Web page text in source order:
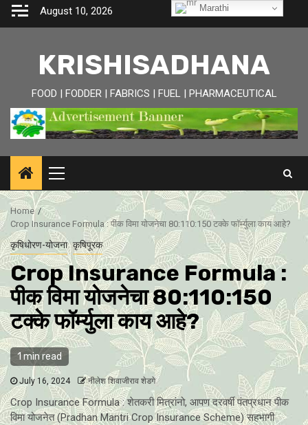
Skip
August 10, 2026
KRISHISADHANA
FOOD | FODDER | FABRICS | FUEL | PHARMACEUTICAL
Primary
Menu
Home
Crop Insurance Formula : पीक विमा याेजनेचा 80:110:150 टक्के फॉर्म्युला काय आहे?
कृषिधोरण-योजना कृषिपूरक
Crop Insurance Formula :
पीक विमा याेजनेचा 80:110:150
टक्के फॉर्म्युला काय आहे?
1 min read
July 16, 2024 नीलेश शिवाजीराव शेडगे
Crop Insurance Formula : शेतकरी मित्रांनो, आपण दरवर्षी पंतप्रधान पीक
विमा योजनेत (Pradhan Mantri Crop Insurance Scheme) सहभागी
Marathi